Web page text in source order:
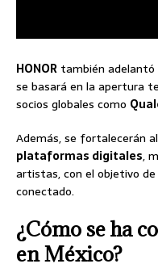
HONOR también adelantó
se basará en la apertura
socios globales como
Además, se fortalecerán
plataformas digitales,
artistas, con el objetivo
conectado.
¿Cómo se ha
en México?